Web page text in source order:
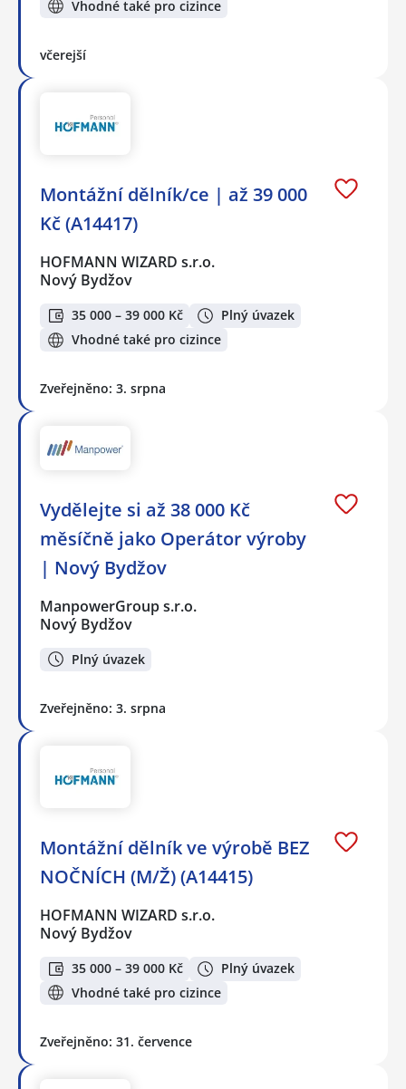
Vhodné také pro cizince
včerejší
Montážní dělník/ce | až 39 000
Kč (A14417)
HOFMANN WIZARD s.r.o.
Nový Bydžov
35 000 – 39 000 Kč
Plný úvazek
Vhodné také pro cizince
Zveřejněno: 3. srpna
Vydělejte si až 38 000 Kč
měsíčně jako Operátor výroby
| Nový Bydžov
ManpowerGroup s.r.o.
Nový Bydžov
Plný úvazek
Zveřejněno: 3. srpna
Montážní dělník ve výrobě BEZ
NOČNÍCH (M/Ž) (A14415)
HOFMANN WIZARD s.r.o.
Nový Bydžov
35 000 – 39 000 Kč
Plný úvazek
Vhodné také pro cizince
Zveřejněno: 31. července